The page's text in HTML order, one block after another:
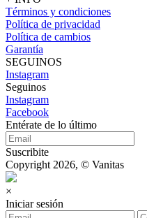
Términos y condiciones
Política de privacidad
Política de cambios
Garantía
SEGUINOS
Instagram
Seguinos
Instagram
Facebook
Entérate de lo último
Suscribite
Copyright 2026, © Vanitas
×
Iniciar sesión